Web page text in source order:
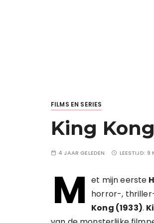
FILMS EN SERIES
King
4 JAAR GELEDEN LEESTIJD: 9
M et mijn eerste
horror-,
Kong (1933).